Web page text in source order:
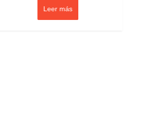
Leer más